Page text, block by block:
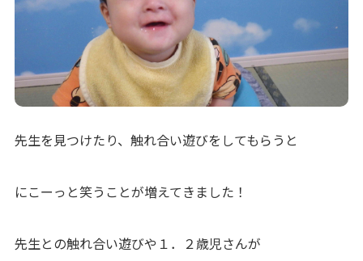
先生を見つけたり、触れ合い遊びをしてもらうと
にこーっと笑うことが増えてきました！
先生との触れ合い遊びや１．２歳児さんが